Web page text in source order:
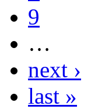
9
…
next ›
last »